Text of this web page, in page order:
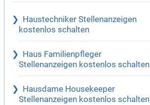
Haustechniker Stellenanzeigen
kostenlos schalten
Haus Familienpfleger
Stellenanzeigen kostenlos schalten
Hausdame Housekeeper
Stellenanzeigen kostenlos schalten